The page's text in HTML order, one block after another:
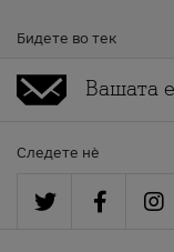
Бидете во тек
Следете нè